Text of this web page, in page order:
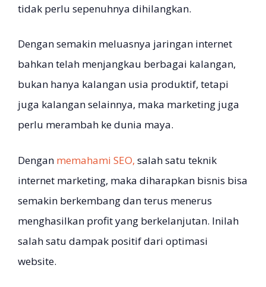
tidak perlu sepenuhnya dihilangkan.
Dengan semakin meluasnya jaringan internet
bahkan telah menjangkau berbagai kalangan,
bukan hanya kalangan usia produktif, tetapi
juga kalangan selainnya, maka marketing juga
perlu merambah ke dunia maya.
Dengan memahami SEO, salah satu teknik
internet marketing, maka diharapkan bisnis bisa
semakin berkembang dan terus menerus
menghasilkan profit yang berkelanjutan. Inilah
salah satu dampak positif dari optimasi
website.